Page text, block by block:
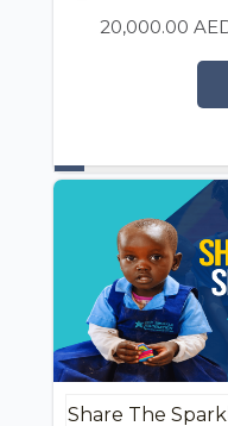
20,000.00
Share The